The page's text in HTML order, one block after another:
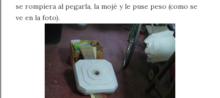
se rompiera al pegarla, la mojé y le puse peso (como se
ve en la foto).